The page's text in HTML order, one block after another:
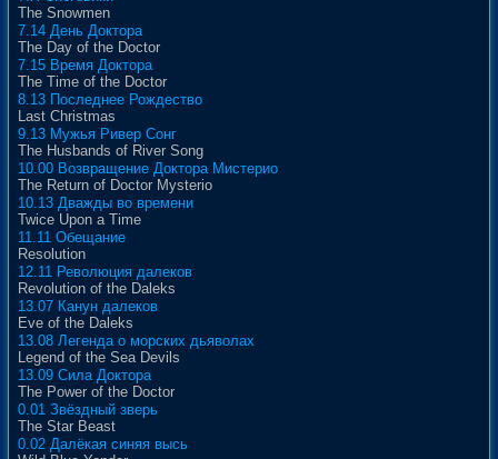
The Snowmen
7.14 День Доктора
The Day of the Doctor
7.15 Время Доктора
The Time of the Doctor
8.13 Последнее Рождество
Last Christmas
9.13 Мужья Ривер Сонг
The Husbands of River Song
10.00 Возвращение Доктора Мистерио
The Return of Doctor Mysterio
10.13 Дважды во времени
Twice Upon a Time
11.11 Обещание
Resolution
12.11 Революция далеков
Revolution of the Daleks
13.07 Канун далеков
Eve of the Daleks
13.08 Легенда о морских дьяволах
Legend of the Sea Devils
13.09 Сила Доктора
The Power of the Doctor
0.01 Звёздный зверь
The Star Beast
0.02 Далёкая синяя высь